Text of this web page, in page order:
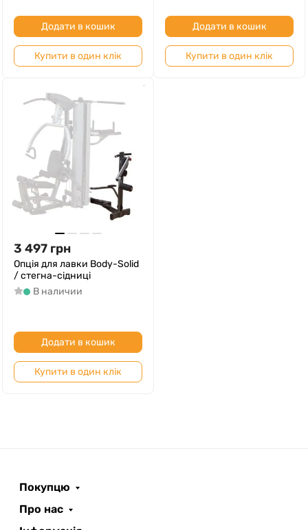
Додати в кошик
Купити в один клік
Додати в кошик
Купити в один клік
3 497 грн
Опція для лавки Body-Solid
/ стегна-сідниці
В наличии
Додати в кошик
Купити в один клік
Покупцю
Про нас